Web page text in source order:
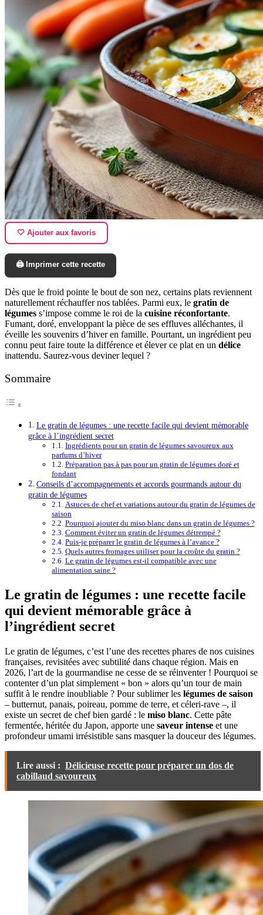
🤍 Ajouter aux favoris
🖨️ Imprimer cette recette
Dès que le froid pointe le bout de son nez, certains plats reviennent
naturellement réchauffer nos tablées. Parmi eux, le gratin de
légumes s’impose comme le roi de la cuisine réconfortante.
Fumant, doré, enveloppant la pièce de ses effluves alléchantes, il
éveille les souvenirs d’hiver en famille. Pourtant, un ingrédient peu
connu peut faire toute la différence et élever ce plat en un délice
inattendu. Saurez-vous deviner lequel ?
Sommaire
Le gratin de légumes : une recette facile qui devient mémorable
grâce à l’ingrédient secret
Ingrédients pour un gratin de légumes savoureux aux
parfums d’hiver
Préparation pas à pas pour un gratin de légumes doré et
fondant
Conseils d’accompagnements et accords gourmands autour du
gratin de légumes
Astuces de chef et variations autour du gratin de légumes de
saison
Pourquoi ajouter du miso blanc dans un gratin de légumes ?
Comment éviter un gratin de légumes détrempé ?
Puis-je préparer le gratin de légumes à l’avance ?
Quels autres fromages utiliser pour la croûte du gratin ?
Le gratin de légumes est-il compatible avec une
alimentation saine ?
Le gratin de légumes : une recette facile
qui devient mémorable grâce à
l’ingrédient secret
Le gratin de légumes, c’est l’une des recettes phares de nos cuisines
françaises, revisitées avec subtilité dans chaque région. Mais en
2026, l’art de la gourmandise ne cesse de se réinventer ! Pourquoi se
contenter d’un plat simplement « bon » alors qu’un tour de main
suffit à le rendre inoubliable ? Pour sublimer les légumes de saison
– butternut, panais, poireau, pomme de terre, et céleri-rave –, il
existe un secret de chef bien gardé : le miso blanc. Cette pâte
fermentée, héritée du Japon, apporte une saveur intense et une
profondeur umami irrésistible sans masquer la douceur des légumes.
Lire aussi : Délicieuse recette pour préparer un dos de
cabillaud savoureux